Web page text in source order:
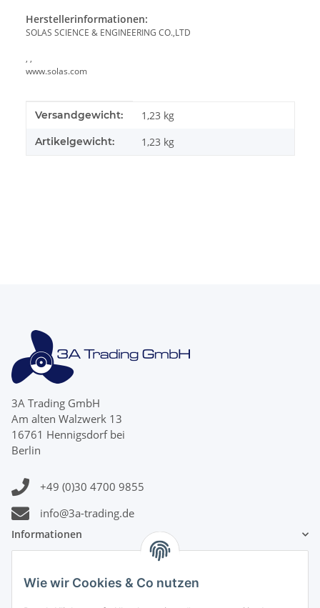
Wie wir Cookies & Co nutzen
Herstellerinformationen:
SOLAS SCIENCE & ENGINEERING CO.,LTD
, ,
www.solas.com
Produkteigenschaft
Wert
Versandgewicht: 1,23 kg
Artikelgewicht: 1,23 kg
3A Trading GmbH
Am alten Walzwerk 13
16761 Hennigsdorf bei
Berlin
+49 (0)30 4700 9855
info@3a-trading.de
Informationen